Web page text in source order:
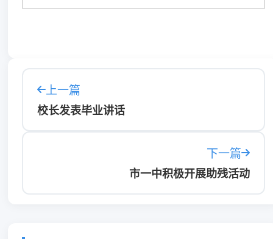
上一篇
校长发表毕业讲话
下一篇
市一中积极开展助残活动